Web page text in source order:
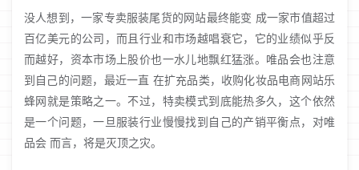
没人想到，一家专卖服装尾货的网站最终能变 成一家市值超过
百亿美元的公司，而且行业和市场越唱衰它，它的业绩似乎反
而越好，资本市场上股价也一水儿地飘红猛涨。唯品会也注意
到自己的问题，最近一直 在扩充品类，收购化妆品电商网站乐
蜂网就是策略之一。不过，特卖模式到底能热多久，这个依然
是一个问题，一旦服装行业慢慢找到自己的产销平衡点，对唯
品会 而言，将是灭顶之灾。